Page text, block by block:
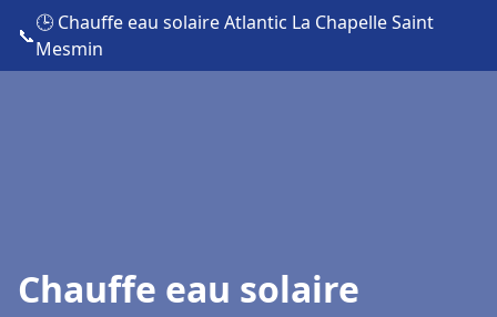
📞
🕒 Chauffe eau solaire Atlantic La Chapelle Saint
Mesmin
Chauffe eau solaire